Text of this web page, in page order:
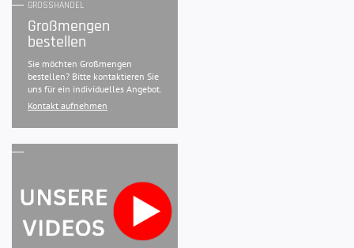
GROSSHANDEL
Großmengen
bestellen
Sie möchten Großmengen
bestellen? Bitte kontaktieren Sie
uns für ein individuelles Angebot.
Kontakt aufnehmen